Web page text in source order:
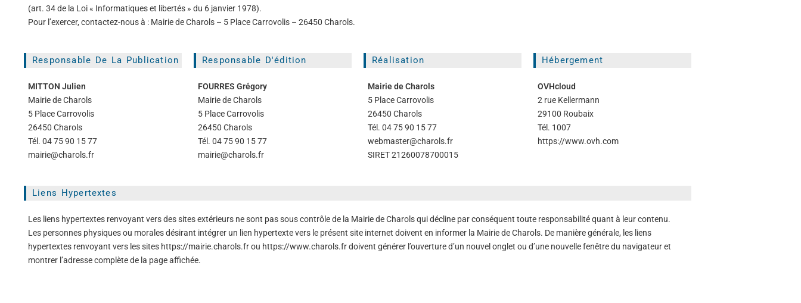
(art. 34 de la Loi « Informatiques et libertés » du 6 janvier 1978).
Pour l’exercer, contactez-nous à : Mairie de Charols – 5 Place Carrovolis – 26450 Charols.
Responsable De La Publication
MITTON Julien
Mairie de Charols
5 Place Carrovolis
26450 Charols
Tél. 04 75 90 15 77
mairie@charols.fr
Responsable D'édition
FOURRES Grégory
Mairie de Charols
5 Place Carrovolis
26450 Charols
Tél. 04 75 90 15 77
mairie@charols.fr
Réalisation
Mairie de Charols
5 Place Carrovolis
26450 Charols
Tél. 04 75 90 15 77
webmaster@charols.fr
SIRET 21260078700015
Hébergement
OVHcloud
2 rue Kellermann
29100 Roubaix
Tél. 1007
https://www.ovh.com
Liens Hypertextes
Les liens hypertextes renvoyant vers des sites extérieurs ne sont pas sous contrôle de la Mairie de Charols qui décline par conséquent toute responsabilité quant à leur contenu.
Les personnes physiques ou morales désirant intégrer un lien hypertexte vers le présent site internet doivent en informer la Mairie de Charols. De manière générale, les liens
hypertextes renvoyant vers les sites https://mairie.charols.fr ou https://www.charols.fr doivent générer l’ouverture d’un nouvel onglet ou d’une nouvelle fenêtre du navigateur et
montrer l’adresse complète de la page affichée.